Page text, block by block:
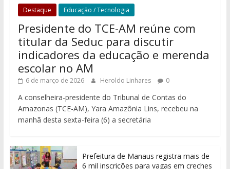
Destaque Educação / Tecnologia
Presidente do TCE-AM reúne com
titular da Seduc para discutir
indicadores da educação e merenda
escolar no AM
6 de março de 2026 Heroldo Linhares 0
A conselheira-presidente do Tribunal de Contas do
Amazonas (TCE-AM), Yara Amazônia Lins, recebeu na
manhã desta sexta-feira (6) a secretária
Prefeitura de Manaus registra mais de
6 mil inscrições para vagas em creches